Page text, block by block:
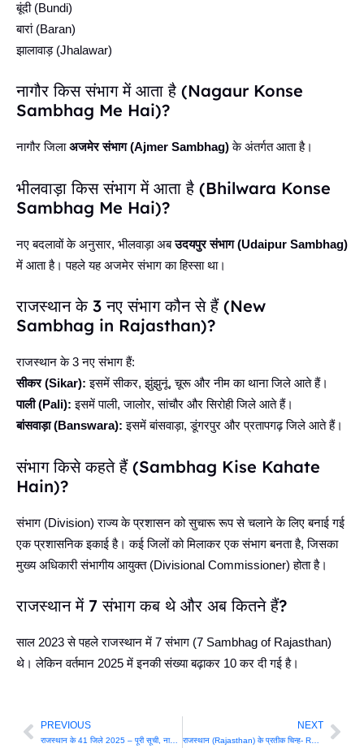
बूंदी (Bundi)
बारां (Baran)
झालावाड़ (Jhalawar)
नागौर किस संभाग में आता है (Nagaur Konse
Sambhag Me Hai)?
नागौर जिलाअजमेर संभाग (Ajmer Sambhag)के अंतर्गत आता है।
भीलवाड़ा किस संभाग में आता है (Bhilwara Konse
Sambhag Me Hai)?
नए बदलावों के अनुसार, भीलवाड़ा अबउदयपुर संभाग (Udaipur Sambhag)
में आता है। पहले यह अजमेर संभाग का हिस्सा था।
राजस्थान के 3 नए संभाग कौन से हैं (New
Sambhag in Rajasthan)?
राजस्थान के 3 नए संभाग हैं:
सीकर (Sikar): इसमें सीकर, झुंझुनूं, चूरू और नीम का थाना जिले आते हैं।
पाली (Pali): इसमें पाली, जालोर, सांचौर और सिरोही जिले आते हैं।
बांसवाड़ा (Banswara): इसमें बांसवाड़ा, डूंगरपुर और प्रतापगढ़ जिले आते हैं।
संभाग किसे कहते हैं (Sambhag Kise Kahate
Hain)?
संभाग (Division) राज्य के प्रशासन को सुचारू रूप से चलाने के लिए बनाई गई
एक प्रशासनिक इकाई है। कई जिलों को मिलाकर एक संभाग बनता है, जिसका
मुख्य अधिकारी संभागीय आयुक्त (Divisional Commissioner) होता है।
राजस्थान में 7 संभाग कब थे और अब कितने हैं?
साल 2023 से पहले राजस्थान में 7 संभाग (7 Sambhag of Rajasthan)
थे। लेकिन वर्तमान 2025 में इनकी संख्या बढ़ाकर 10 कर दी गई है।
Prev
PREVIOUS
राजस्थान के 41 जिले 2025 – पूरी सूची, नाम व जानकारी
NEXT
राजस्थान (Rajasthan) के प्रतीक चिन्ह- RPSC